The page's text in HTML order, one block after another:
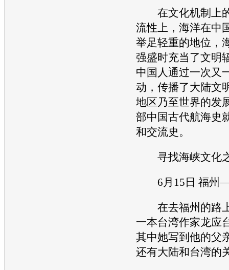
在文化机制上
流性上，海洋在中
举足轻重的地位，
强盛时充当了文明
中国人通过一次又
动，传播了大陆文
地区乃至世界的发
部中国古代航海史
和交流史。
寻找海峡文化
6月15日 福州
在去福州的路
一本台湾作家龙应
其中她写到他的父
还有大陆和台湾的